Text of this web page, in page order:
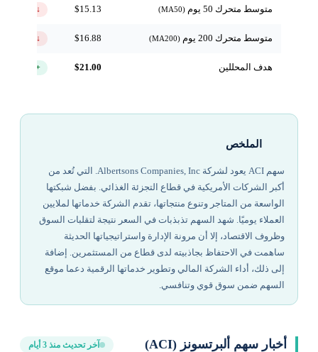
متوسط متحرك 50 يوم $15.13 ↓ تحت
متوسط متحرك 200 يوم $16.88 ↓ تحت
هدف المحللين $21.00
+74.9%
الملخص
سهم ACI يعود لشركة Albertsons Companies, Inc. التي تُعد من
أكبر الشركات الأمريكية في قطاع التجزئة الغذائي. بفضل شبكتها
الواسعة من المتاجر وتنوع منتجاتها، تقدم الشركة خدماتها لملايين
العملاء يوميًا. شهد السهم تذبذبات في السعر نتيجة لتقلبات السوق
وظروف الاقتصاد، إلا أن مرونة الإدارة واستراتيجياتها الحديثة
ساهمت في الاحتفاظ بجاذبيته لدى قطاع من المستثمرين. إضافة
إلى ذلك، أداء الشركة المالي وتطوير خدماتها الرقمية دعما موقع
السهم ضمن سوق قوي وتنافسي.
أخبار سهم ألبرتسونز (ACI) آخر تحديث منذ 3 أيام